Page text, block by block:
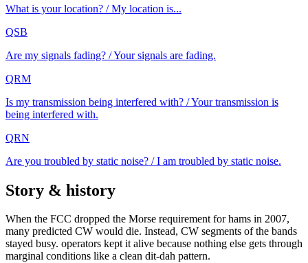
What is your location? / My location is...
QSB
Are my signals fading? / Your signals are fading.
QRM
Is my transmission being interfered with? / Your transmission is
being interfered with.
QRN
Are you troubled by static noise? / I am troubled by static noise.
Story & history
When the FCC dropped the Morse requirement for hams in 2007,
many predicted CW would die. Instead, CW segments of the bands
stayed busy. operators kept it alive because nothing else gets through
marginal conditions like a clean dit-dah pattern.